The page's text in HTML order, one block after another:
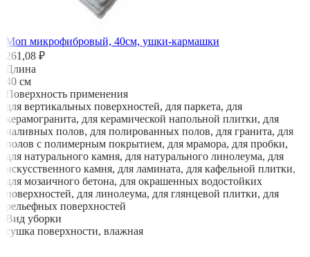
Моп микрофибровый, 40см, ушки-кармашки
261,08 ₽
Длина
40 см
Поверхность применения
для вертикальных поверхностей, для паркета, для
керамогранита, для керамической напольной плитки, для
наливных полов, для полированных полов, для гранита, для
полов с полимерным покрытием, для мрамора, для пробки,
для натурального камня, для натурального линолеума, для
искусственного камня, для ламината, для кафельной плитки,
для мозаичного бетона, для окрашенных водостойких
поверхностей, для линолеума, для глянцевой плитки, для
рельефных поверхностей
Вид уборки
сушка поверхности, влажная